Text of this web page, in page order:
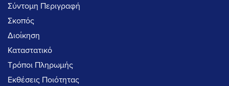
Σύντομη Περιγραφή
Σκοπός
Διοίκηση
Καταστατικό
Τρόποι Πληρωμής
Εκθέσεις Ποιότητας